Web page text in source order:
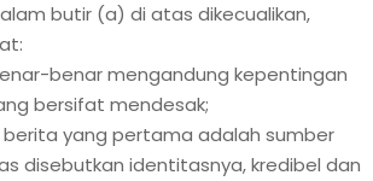
butir (a) di atas dikecualikan,
benar mengandung kepentingan
bersifat mendesak;
berita yang pertama adalah sumber
disebutkan identitasnya, kredibel dan